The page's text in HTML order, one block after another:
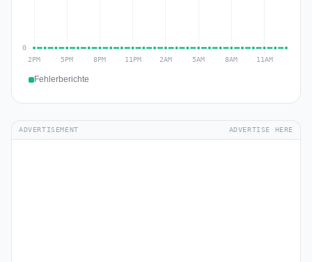
Fehlerberichte
ADVERTISEMENT ADVERTISE HERE